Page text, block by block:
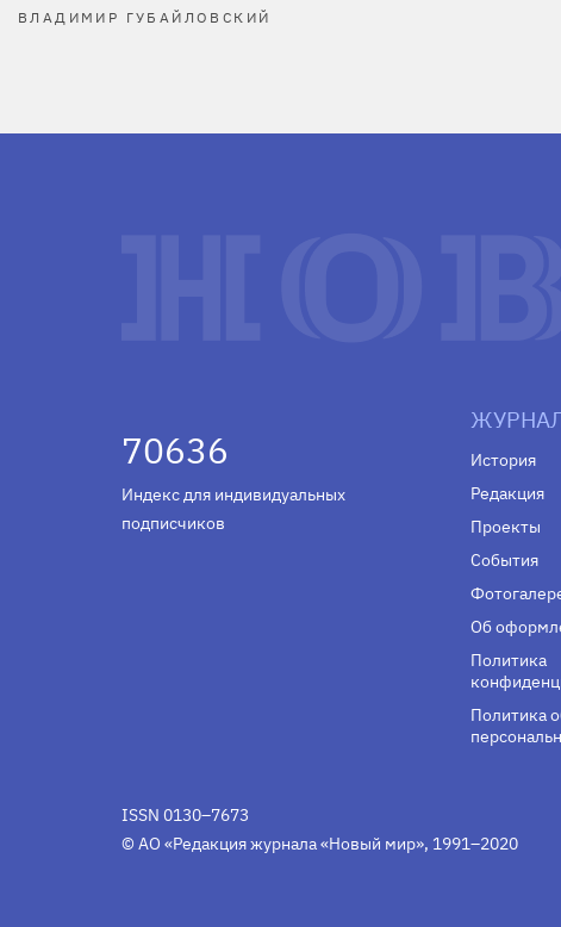
ВЛАДИМИР ГУБАЙЛОВСКИЙ
70636
Индекс для индивидуальных
подписчиков
История
Редакция
Проекты
События
Об
Политика
Политика
ISSN 0130–7673
© АО «Редакция журнала «Новый мир», 1991–2020